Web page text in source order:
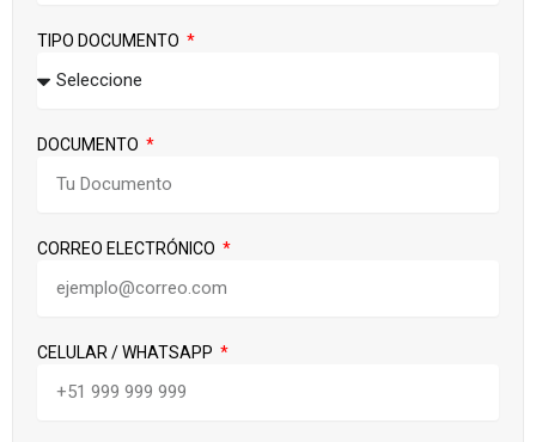
TIPO DOCUMENTO
DOCUMENTO
CORREO ELECTRÓNICO
CELULAR / WHATSAPP